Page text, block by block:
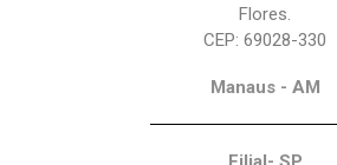
Flores.
CEP: 69028-330
Manaus - AM